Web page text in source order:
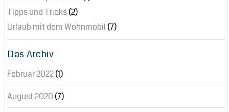
Tipps und Tricks(2)
Urlaub mit dem Wohnmobil (7)
Das Archiv
Februar 2022(1)
August 2020 (7)